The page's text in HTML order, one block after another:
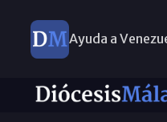
Ayuda a